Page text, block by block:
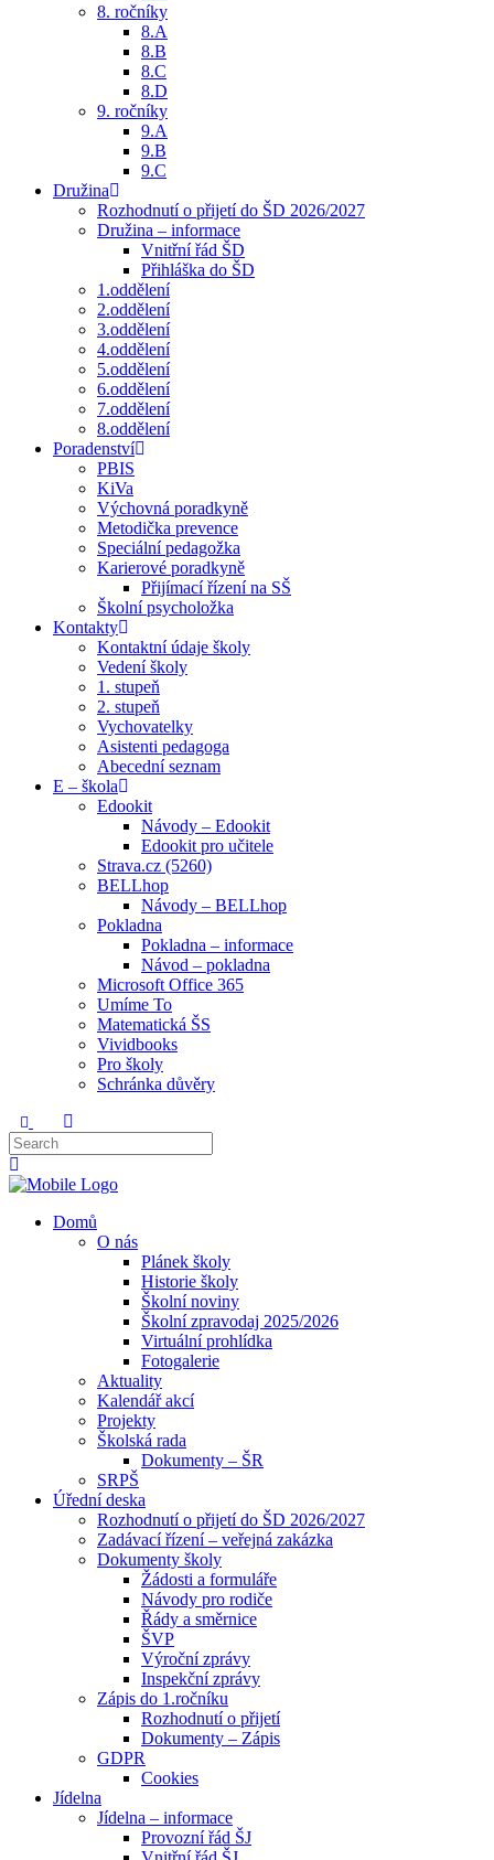
8. ročníky
8.A
8.B
8.C
8.D
9. ročníky
9.A
9.B
9.C
Družina
Rozhodnutí o přijetí do ŠD 2026/2027
Družina – informace
Vnitřní řád ŠD
Přihláška do ŠD
1.oddělení
2.oddělení
3.oddělení
4.oddělení
5.oddělení
6.oddělení
7.oddělení
8.oddělení
Poradenství
PBIS
KiVa
Výchovná poradkyně
Metodička prevence
Speciální pedagožka
Karierové poradkyně
Přijímací řízení na SŠ
Školní psycholožka
Kontakty
Kontaktní údaje školy
Vedení školy
1. stupeň
2. stupeň
Vychovatelky
Asistenti pedagoga
Abecední seznam
E – škola
Edookit
Návody – Edookit
Edookit pro učitele
Strava.cz (5260)
BELLhop
Návody – BELLhop
Pokladna
Pokladna – informace
Návod – pokladna
Microsoft Office 365
Umíme To
Matematická ŠS
Vividbooks
Pro školy
Schránka důvěry
Domů
O nás
Plánek školy
Historie školy
Školní noviny
Školní zpravodaj 2025/2026
Virtuální prohlídka
Fotogalerie
Aktuality
Kalendář akcí
Projekty
Školská rada
Dokumenty – ŠR
SRPŠ
Úřední deska
Rozhodnutí o přijetí do ŠD 2026/2027
Zadávací řízení – veřejná zakázka
Dokumenty školy
Žádosti a formuláře
Návody pro rodiče
Řády a směrnice
ŠVP
Výroční zprávy
Inspekční zprávy
Zápis do 1.ročníku
Rozhodnutí o přijetí
Dokumenty – Zápis
GDPR
Cookies
Jídelna
Jídelna – informace
Provozní řád ŠJ